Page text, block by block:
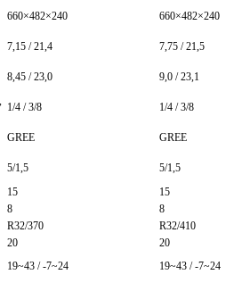
660×482×240
660×482×240
7,15 / 21,4
7,75 / 21,5
8,45 / 23,0
9,0 / 23,1
1/4 / 3/8
1/4 / 3/8
GREE
GREE
5/1,5
5/1,5
15
15
8
8
R32/370
R32/410
20
20
19~43 / -7~24
19~43 / -7~24